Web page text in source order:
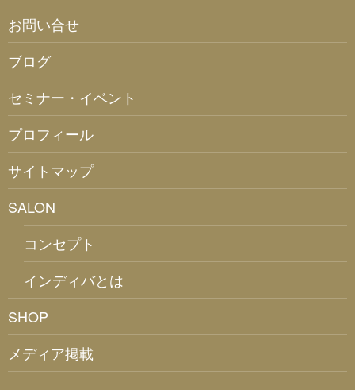
お問い合せ
ブログ
セミナー・イベント
プロフィール
サイトマップ
SALON
コンセプト
インディバとは
SHOP
メディア掲載